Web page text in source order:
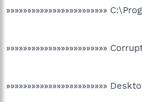
»»»»»»»»»»»»»»»»»»»»»»»»
»»»»»»»»»»»»»»»»»»»»»»»»
»»»»»»»»»»»»»»»»»»»»»»»»